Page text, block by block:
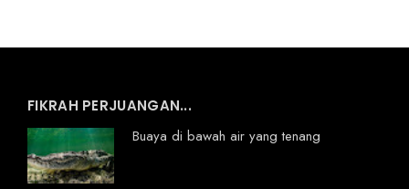
FIKRAH PERJUANGAN...
Buaya di bawah air yang tenang